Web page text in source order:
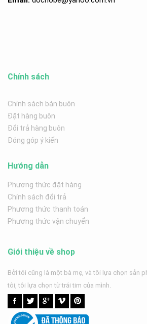
Chính sách
Chính sách bán buôn
Đặt hàng buôn
Đổi trả hàng buôn
Đóng góp ý kiến
Hướng dẫn
Phương thức đặt hàng
Chính sách đổi trả
Phương thức thanh toán
Phương thức vận chuyển
Giới thiệu về shop
Bởi tôi cũng là một bà mẹ, và tôi lựa chọn sản
tôi, tôi lựa chọn từ trái tim của mình.